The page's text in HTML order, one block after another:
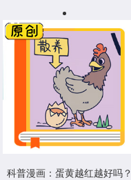
科普漫画：蛋黄越红越好吗？